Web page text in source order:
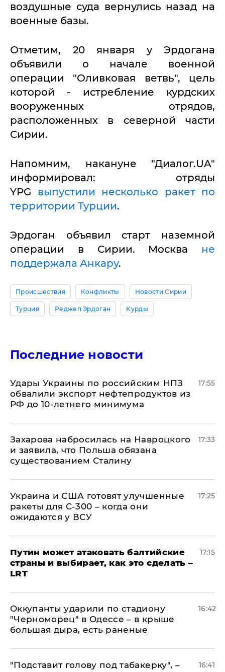
воздушные суда вернулись назад на
военные базы.
Отметим, 20 января у Эрдогана
объявили о начале военной
операции "Оливковая ветвь", цель
которой - истребление курдских
вооруженных отрядов,
расположенных в северной части
Сирии.
Напомним, накануне "Диалог.UA"
информировал: отряды
YPG выпустили несколько ракет по
территории Турции.
Эрдоган объявил старт наземной
операции в Сирии. Москва не
поддержала Анкару.
Происшествия Конфликты Новости Сирии
Турция Реджеп Эрдоган Курды
Последние новости
Удары Украины по российским НПЗ
обвалили экспорт нефтепродуктов из
РФ до 10-летнего минимума
17:55
​Захарова набросилась на Навроцкого
и заявила, что Польша обязана
существованием Сталину
17:33
Украина и США готовят улучшенные
ракеты для С-300 – когда они
ожидаются у ВСУ
17:25
Путин может атаковать балтийские
страны и выбирает, как это сделать –
LRT
17:15
Оккупанты ударили по стадиону
"Черноморец" в Одессе – в крыше
большая дыра, есть раненые
16:42
​"Подставит голову под табакерку", –
16:41